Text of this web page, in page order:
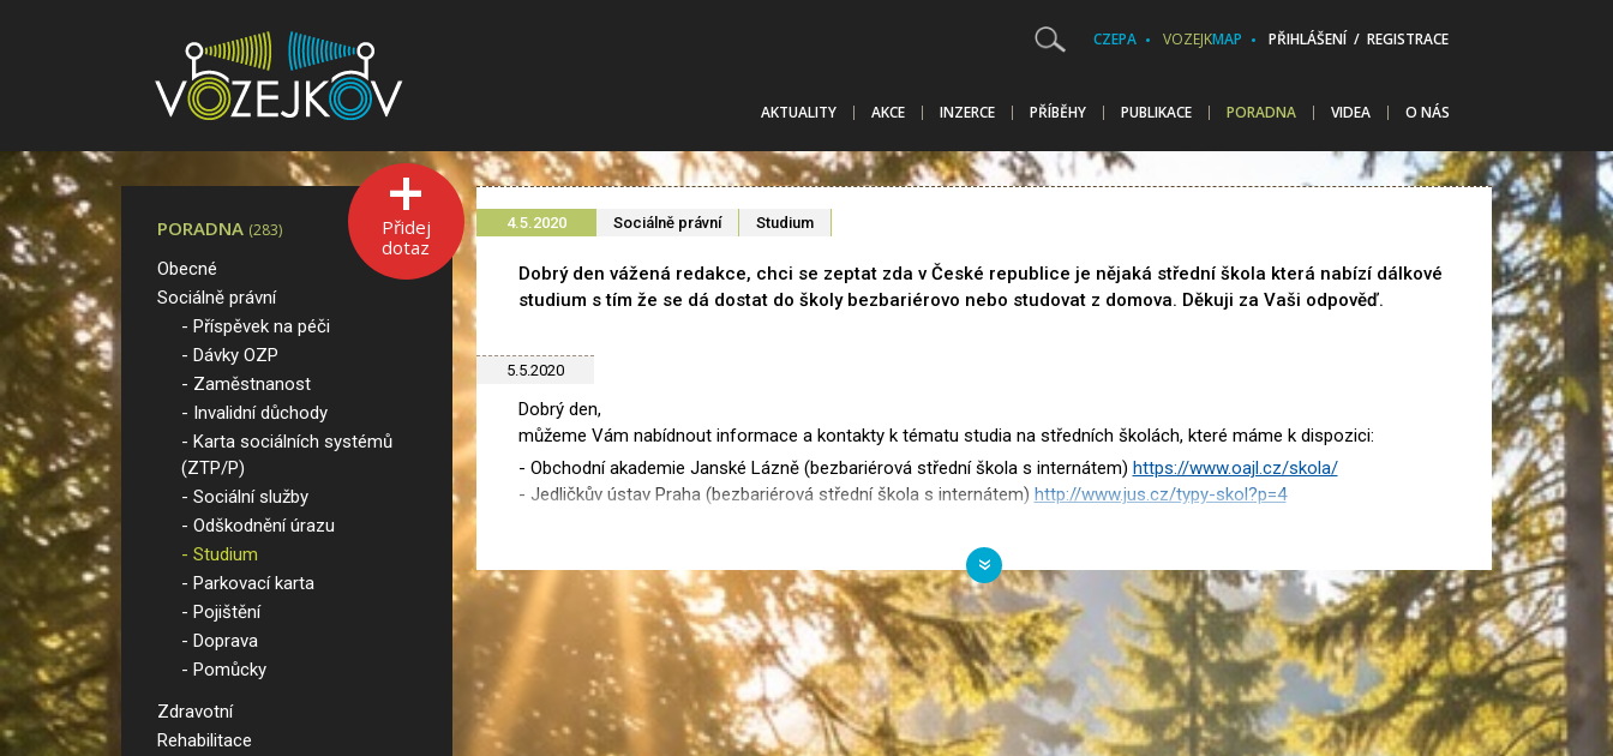
CZEPA VOZEJKMAP PŘIHLÁŠENÍ / REGISTRACE
AKTUALITY AKCE INZERCE PŘÍBĚHY PUBLIKACE PORADNA VIDEA O NÁS
Přidej
dotaz
PORADNA (283)
Obecné
Sociálně právní
Příspěvek na péči
Dávky OZP
Zaměstnanost
Invalidní důchody
Karta sociálních systémů
(ZTP/P)
Sociální služby
Odškodnění úrazu
Studium
Parkovací karta
Pojištění
Doprava
Pomůcky
Zdravotní
Rehabilitace
4.5.2020 Sociálně právní Studium
Dobrý den vážená redakce, chci se zeptat zda v České republice je nějaká střední škola která nabízí dálkové
studium s tím že se dá dostat do školy bezbariérovo nebo studovat z domova. Děkuji za Vaši odpověď.
5.5.2020
Dobrý den,
můžeme Vám nabídnout informace a kontakty k tématu studia na středních školách, které máme k dispozici:
- Obchodní akademie Janské Lázně (bezbariérová střední škola s internátem) https://www.oajl.cz/skola/
- Jedličkův ústav Praha (bezbariérová střední škola s internátem) http://www.jus.cz/typy-skol?p=4
- Střední škola Spektrum (dálkové studiumhttps://www.skolaspektrum.cz/.
Případně navrhuji podle místa Vašeho bydliště (ev. zvoleného dostupného kraje) vyhledat webové stránky krajského
úřadu, kde by měla být uvedena i sekce "školství", ideálně se seznamem škol, které jsou v kraji dostupné. Případně by
takovou informaci mohli poskytnout např. telefonicky pracovníci školského odboru krajského úřadu. Získal/a byste tak
kontakty na místní střední školy a mohl/a se blíže seznámit s jejich programem, ev. dotazovat přístupnost.
S pozdravem
Bc. Hana Sixtová, sociální pracovnice